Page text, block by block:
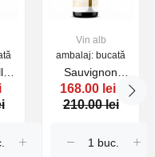
Vin alb
ambalaj: bucată
Sauvignon
Friuli
ZORZETTIG,
168.00 lei
210.00 lei